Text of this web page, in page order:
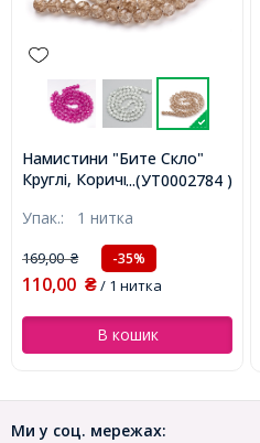
...(УТ0002784 )
Намистини "Бите Скло"
Круглі, Коричневий блідий,
75шт/75см/нитка,
(УТ0002784)
Упак.: 1 нитка
169,00₴ -35%
110,00 ₴/ 1 нитка
В кошик
Ми у соц. мережах: